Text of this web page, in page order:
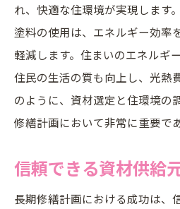
れ、快適な住環境が実現します
塗料の使用は、エネルギー効率
軽減します。住まいのエネルギ
住民の生活の質も向上し、光熱
のように、資材選定と住環境の
修繕計画において非常に重要で
信頼できる資材供給
長期修繕計画における成功は、